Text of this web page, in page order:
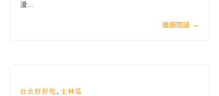
漫…
繼續閱讀 →
台北好好吃 , 士林區